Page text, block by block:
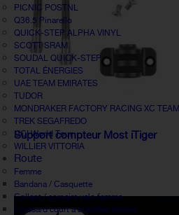
PICNIC POSTNL
Q36.5 Pinarello
QUICK-STEP ALPHA VINYL
SCOTT SRAM
SOUDAL QUICK-STEP
TOTAL ÉNERGIES
UAE TEAM EMIRATES
TUDOR
MONDRAKER FACTORY RACING XC TEAM
TREK SEGAFREDO
UCI World Tour
WILLIER VITTORIA
Route
Femme
Bandana / Casquette
Collant / corsaire velo femme
Cuissard court à bretelles femme
Support compteur Most iTiger